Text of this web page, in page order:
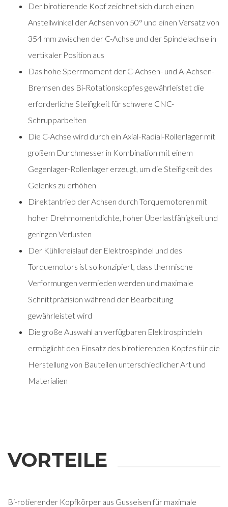
Der birotierende Kopf zeichnet sich durch einen
Anstellwinkel der Achsen von 50° und einen Versatz von
354 mm zwischen der C-Achse und der Spindelachse in
vertikaler Position aus
Das hohe Sperrmoment der C-Achsen- und A-Achsen-
Bremsen des Bi-Rotationskopfes gewährleistet die
erforderliche Steifigkeit für schwere CNC-
Schrupparbeiten
Die C-Achse wird durch ein Axial-Radial-Rollenlager mit
großem Durchmesser in Kombination mit einem
Gegenlager-Rollenlager erzeugt, um die Steifigkeit des
Gelenks zu erhöhen
Direktantrieb der Achsen durch Torquemotoren mit
hoher Drehmomentdichte, hoher Überlastfähigkeit und
geringen Verlusten
Der Kühlkreislauf der Elektrospindel und des
Torquemotors ist so konzipiert, dass thermische
Verformungen vermieden werden und maximale
Schnittpräzision während der Bearbeitung
gewährleistet wird
Die große Auswahl an verfügbaren Elektrospindeln
ermöglicht den Einsatz des birotierenden Kopfes für die
Herstellung von Bauteilen unterschiedlicher Art und
Materialien
VORTEILE
Bi-rotierender Kopfkörper aus Gusseisen für maximale